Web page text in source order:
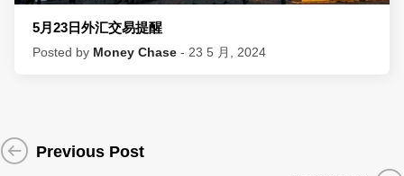
5月23日外汇交易提醒
Posted by Money Chase - 23 5 月, 2024
Previous Post